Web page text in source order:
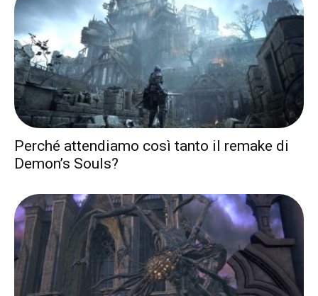
Perché attendiamo così tanto il remake di
Demon’s Souls?